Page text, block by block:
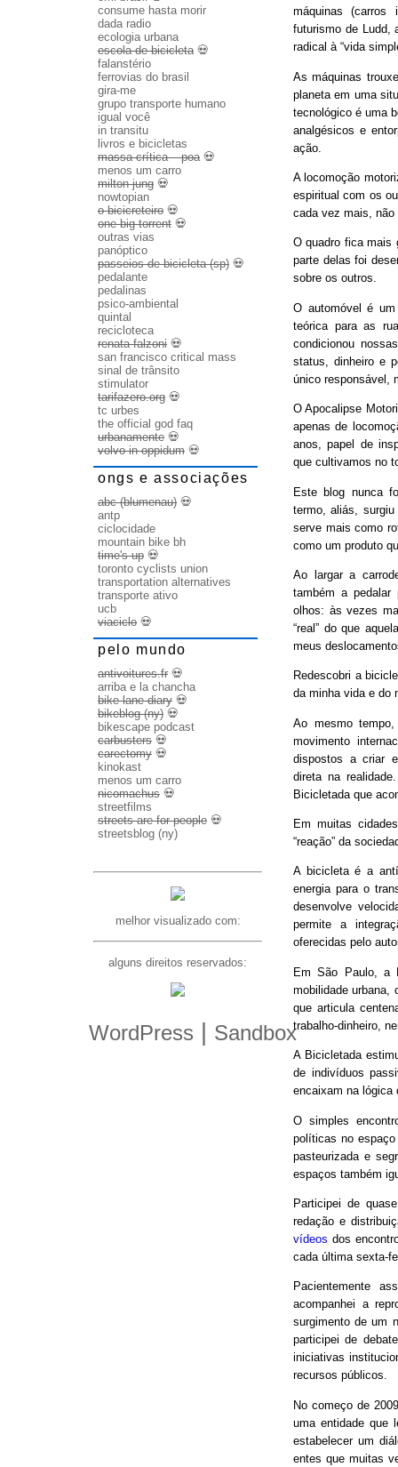
máquinas (carros
futurismo de Ludd,
radical à “vida
As máquinas
planeta em uma
tecnológico é uma
analgésicos e
ação.
A locomoção
espiritual com os
cada vez mais,
O quadro fica mais
parte delas foi
sobre os outros.
O automóvel é
teórica para as
condicionou
status, dinheiro e
único responsável,
O Apocalipse
apenas de
anos, papel de
que cultivamos no
Este blog nunca
termo, aliás,
serve mais como
como um produto
Ao largar a
também a pedalar
olhos: às vezes
“real” do que
meus
Redescobri a
da minha vida e do
Ao mesmo
movimento
dispostos a criar
direta na
Bicicletada que
Em muitas
“reação” da
A bicicleta é a
energia para o
desenvolve
permite a
oferecidas pelo
Em São Paulo, a
mobilidade urbana,
que articula
trabalho-dinheiro,
A Bicicletada
de indivíduos
encaixam na lógica
O simples
políticas no
pasteurizada e
espaços também
Participei de
redação e
vídeos dos
cada última sexta-
Pacientemente
acompanhei a
surgimento de um
participei de
iniciativas
recursos públicos.
No começo de
uma entidade que
estabelecer um
entes que muitas
consume hasta morir
dada radio
ecologia urbana
escola de bicicleta💀
falanstério
ferrovias do brasil
gira-me
grupo transporte humano
igual você
in transitu
livros e bicicletas
massa crítica – poa💀
menos um carro
milton jung 💀
nowtopian
o bicicreteiro 💀
one big torrent 💀
outras vias
panóptico
passeios de bicicleta (sp) 💀
pedalante
pedalinas
psico-ambiental
quintal
recicloteca
renata falzoni 💀
san francisco critical mass
sinal de trânsito
stimulator
tarifazero.org 💀
tc urbes
the official god faq
urbanamente 💀
volvo in oppidum 💀
ongs e associações
abc (blumenau) 💀
antp
ciclocidade
mountain bike bh
time's up 💀
toronto cyclists union
transportation alternatives
transporte ativo
ucb
viaciclo 💀
pelo mundo
antivoitures.fr 💀
arriba e la chancha
bike lane diary 💀
bikeblog (ny) 💀
bikescape podcast
carbusters 💀
carectomy 💀
kinokast
menos um carro
nicomachus 💀
streetfilms
streets are for people 💀
streetsblog (ny)
melhor visualizado com:
alguns direitos reservados:
WordPress Sandbox